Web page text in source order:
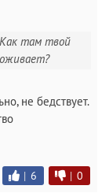
там твой
не бедствует.
| 6 | 0